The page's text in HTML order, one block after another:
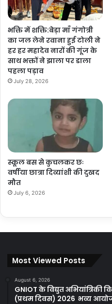
भक्ति में शक्ति:बेड़ा माँ गंगोत्री
का जल लेने रवाना हुई टोली ने
हर हर महादेव नारों की गूंज के
साथ भक्तों ने झाला पर डाला
पहला पड़ाव
July 28, 2026
स्कूल बस से कुचलकर छः
वर्षीया छात्रा दिव्यांशी की दुखद
मौत
July 6, 2026
Most Viewed Posts
August 6, 2026
GNIOT के विद्युत
(प्रथम दिवस) 2026 भव्य